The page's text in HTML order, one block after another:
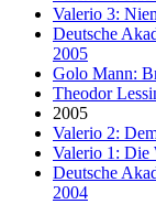
Valerio 3:
Deutsche
2005
Golo Mann:
Theodor
2005
Valerio 2:
Valerio 1: Die
Deutsche
2004